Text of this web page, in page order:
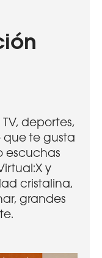
deportes,
que te gusta
escuchas
y
cristalina,
grandes